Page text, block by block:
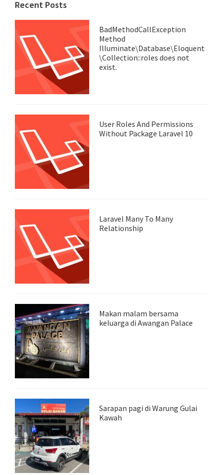
Recent Posts
BadMethodCallException
Method
Illuminate\Database\Eloquent
\Collection::roles does not
exist.
User Roles And Permissions
Without Package Laravel 10
Laravel Many To Many
Relationship
Makan malam bersama
keluarga di Awangan Palace
Sarapan pagi di Warung Gulai
Kawah